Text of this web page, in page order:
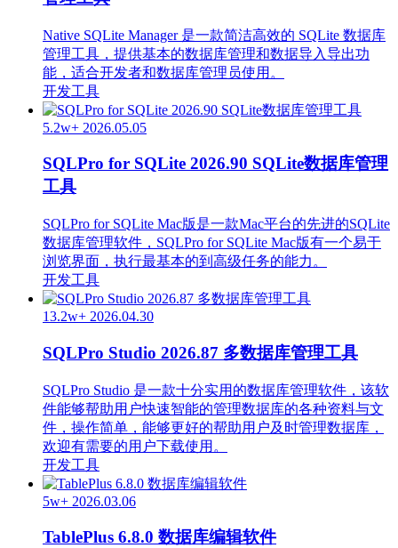
Native SQLite Manager 是一款简洁高效的 SQLite 数据库
管理工具，提供基本的数据库管理和数据导入导出功
能，适合开发者和数据库管理员使用。
开发工具
5.2w+ 2026.05.05
SQLPro for SQLite 2026.90 SQLite数据库管理
工具
SQLPro for SQLite Mac版是一款Mac平台的先进的SQLite
数据库管理软件，SQLPro for SQLite Mac版有一个易于
浏览界面，执行最基本的到高级任务的能力。
开发工具
13.2w+ 2026.04.30
SQLPro Studio 2026.87 多数据库管理工具
SQLPro Studio 是一款十分实用的数据库管理软件，该软
件能够帮助用户快速智能的管理数据库的各种资料与文
件，操作简单，能够更好的帮助用户及时管理数据库，
欢迎有需要的用户下载使用。
开发工具
5w+ 2026.03.06
TablePlus 6.8.0 数据库编辑软件